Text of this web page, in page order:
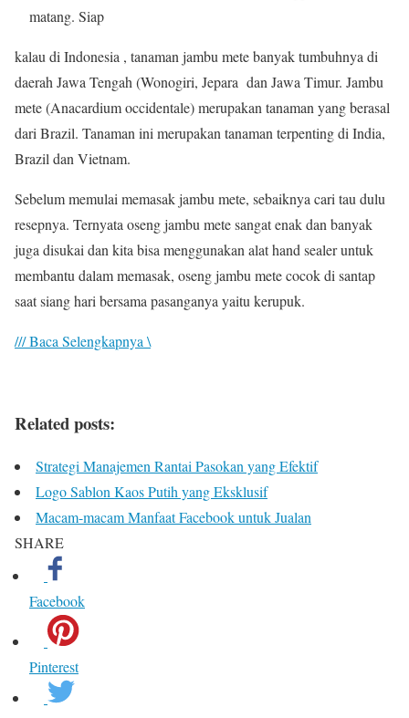
matang. Siap
kalau di Indonesia , tanaman jambu mete banyak tumbuhnya di
daerah Jawa Tengah (Wonogiri, Jepara dan Jawa Timur. Jambu
mete (Anacardium occidentale) merupakan tanaman yang berasal
dari Brazil. Tanaman ini merupakan tanaman terpenting di India,
Brazil dan Vietnam.
Sebelum memulai memasak jambu mete, sebaiknya cari tau dulu
resepnya. Ternyata oseng jambu mete sangat enak dan banyak
juga disukai dan kita bisa menggunakan alat hand sealer untuk
membantu dalam memasak, oseng jambu mete cocok di santap
saat siang hari bersama pasanganya yaitu kerupuk.
/// Baca Selengkapnya \
Related posts:
Strategi Manajemen Rantai Pasokan yang Efektif
Logo Sablon Kaos Putih yang Eksklusif
Macam-macam Manfaat Facebook untuk Jualan
SHARE
Facebook
Pinterest